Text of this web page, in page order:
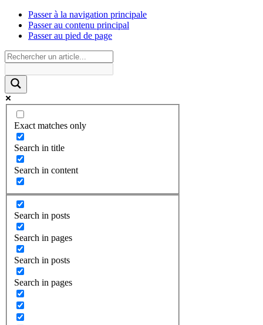
Passer à la navigation principale
Passer au contenu principal
Passer au pied de page
Exact matches only
Search in title
Search in content
Search in posts
Search in pages
Search in posts
Search in pages